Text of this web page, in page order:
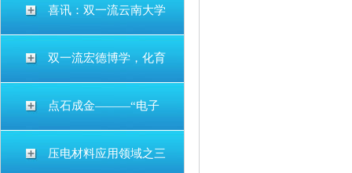
喜讯：双一流云南大学
双一流宏德博学，化育
点石成金———“电子
压电材料应用领域之三